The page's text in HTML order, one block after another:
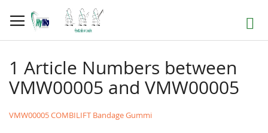
zum
Inhalt
Suche
1 Article Numbers between
VMW00005 and VMW00005
VMW00005 COMBILIFT Bandage Gummi